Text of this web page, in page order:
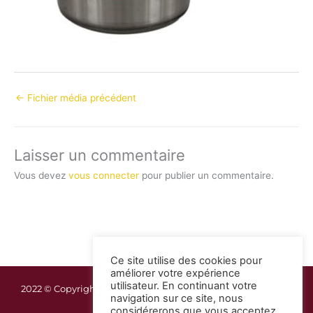
← Fichier média précédent
Laisser un commentaire
Vous devez vous connecter pour publier un commentaire.
2022 © Copyright Guadeloupe Réception | Mentions légales
Ce site utilise des cookies pour
améliorer votre expérience
utilisateur. En continuant votre
navigation sur ce site, nous